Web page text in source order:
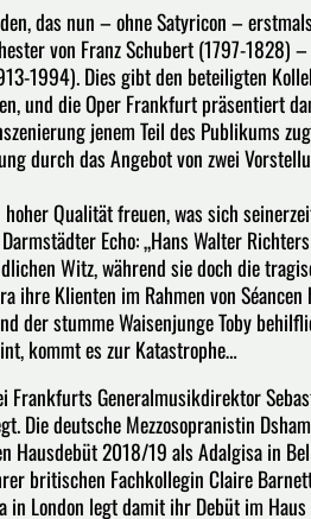
das nun – ohne Satyricon –
von Franz Schubert (1797-1828)
1994). Dies gibt den beteiligten
und die Oper Frankfurt präsentiert
jenem Teil des Publikums
durch das Angebot von zwei
Qualität freuen, was sich
Echo: „Hans Walter
Witz, während sie doch die
ihre Klienten im Rahmen von
der stumme Waisenjunge Toby
kommt es zur Katastrophe…
Frankfurts Generalmusikdirektor
Die deutsche Mezzosopranistin
Hausdebüt 2018/19 als Adalgisa in
britischen Fachkollegin Claire
in London legt damit ihr Debüt im